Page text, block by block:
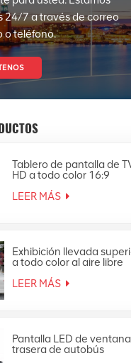
24/7 a través de correo
o teléfono.
Tablero de pantalla de
HD a todo color 16:9
4K
LEER MÁS
Exhibición llevada
a todo color al aire libre
publicidad móvil del techo
LEER MÁS
Pantalla LED de ventana
trasera de autobús